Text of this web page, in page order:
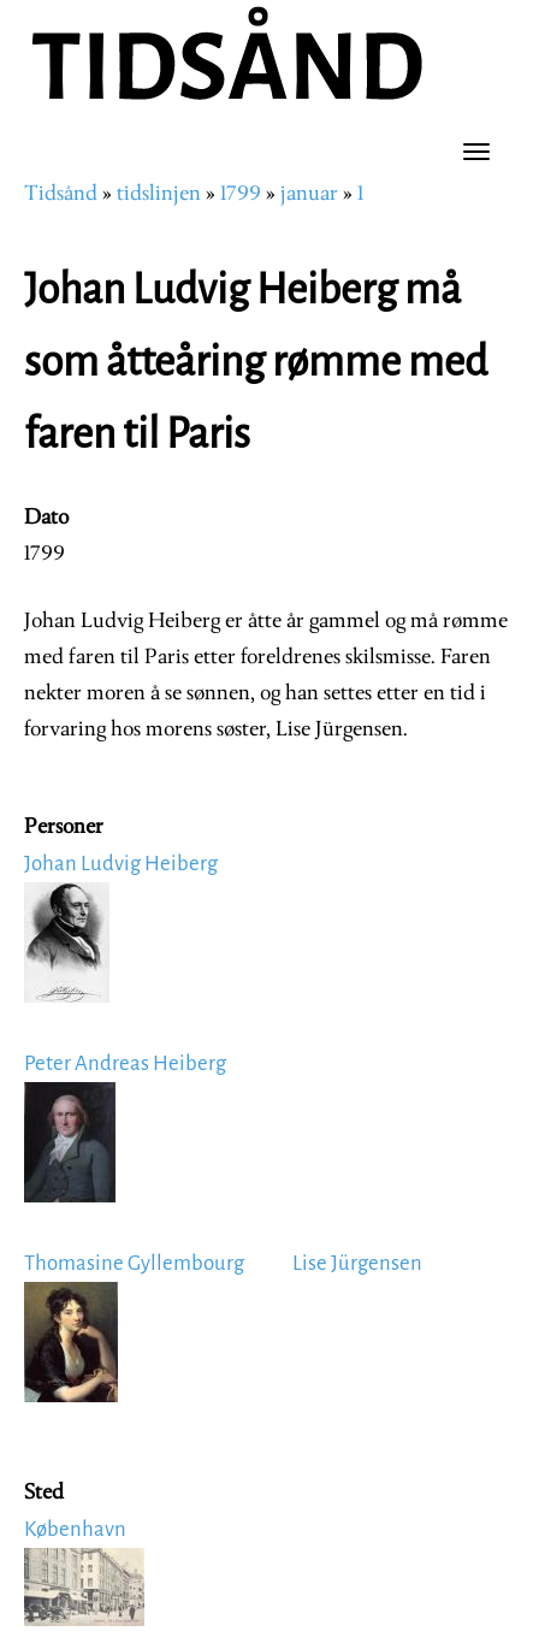
hovedinnhold
Toggle
Navigasjonssti
Tidsånd tidslinjen 1799 januar 1
Johan Ludvig Heiberg må
som åtteåring rømme med
faren til Paris
Dato
1799
Johan Ludvig Heiberg er åtte år gammel og må rømme
med faren til Paris etter foreldrenes skilsmisse. Faren
nekter moren å se sønnen, og han settes etter en tid i
forvaring hos morens søster, Lise Jürgensen.
Personer
Johan Ludvig Heiberg
Image
Peter Andreas Heiberg
Image
Thomasine Gyllembourg
Image
Lise Jürgensen
Sted
København
Image